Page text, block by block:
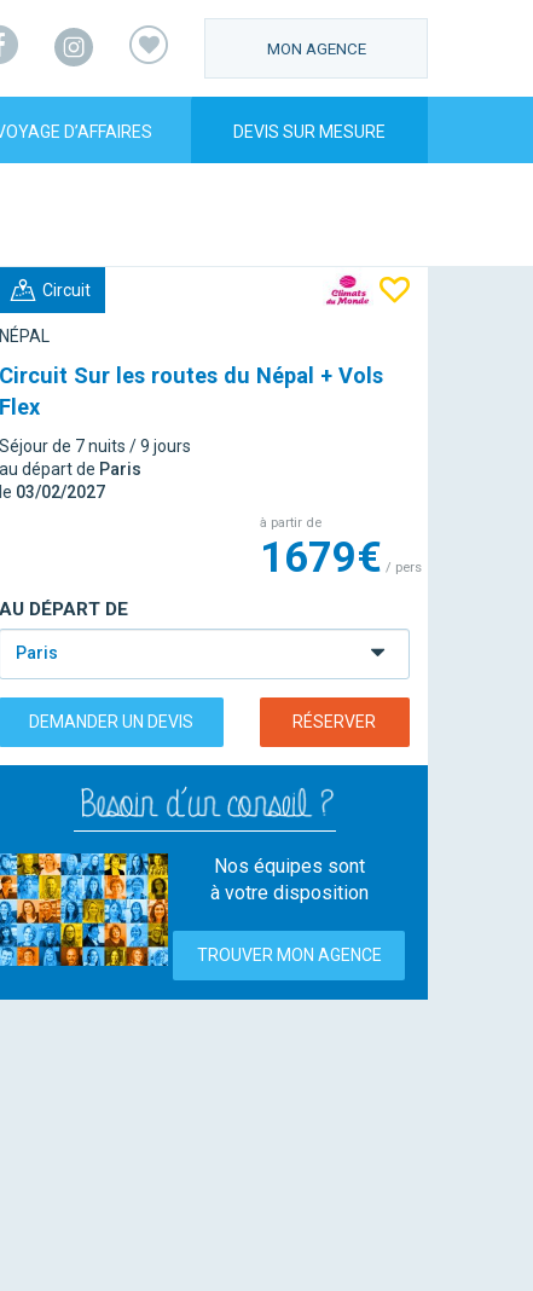
Facebook
Instagram
MON AGENCE
D’AFFAIRES DEVIS SUR MESURE
Circuit
NÉPAL
Circuit Sur les routes du Népal + Vols
Flex
Séjour de 7 nuits / 9 jours
au départ de Paris
le 03/02/2027
à partir de
1679€ / pers
AU DÉPART DE
Paris
DEMANDER UN DEVIS RÉSERVER
Nos équipes sont
à votre disposition
TROUVER MON AGENCE